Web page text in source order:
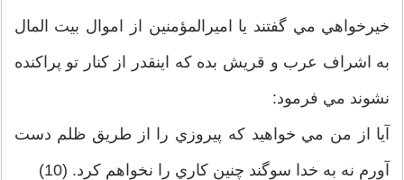
خيرخواهي مي گفتند يا اميرالمؤمنين از اموال بيت المال
به اشراف عرب و قريش بده که اينقدر از کنار تو پراکنده
نشوند مي فرمود:
آيا از من مي خواهيد که پيروزي را از طريق ظلم دست
آورم نه به خدا سوگند چنين کاري را نخواهم کرد. (10)